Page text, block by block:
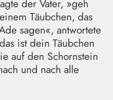
der Vater, »geh
Täubchen, das
sagen«, antwortete
ist dein Täubchen
auf den Schornstein
und nach alle